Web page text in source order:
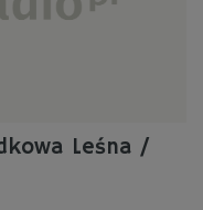
Leśna /